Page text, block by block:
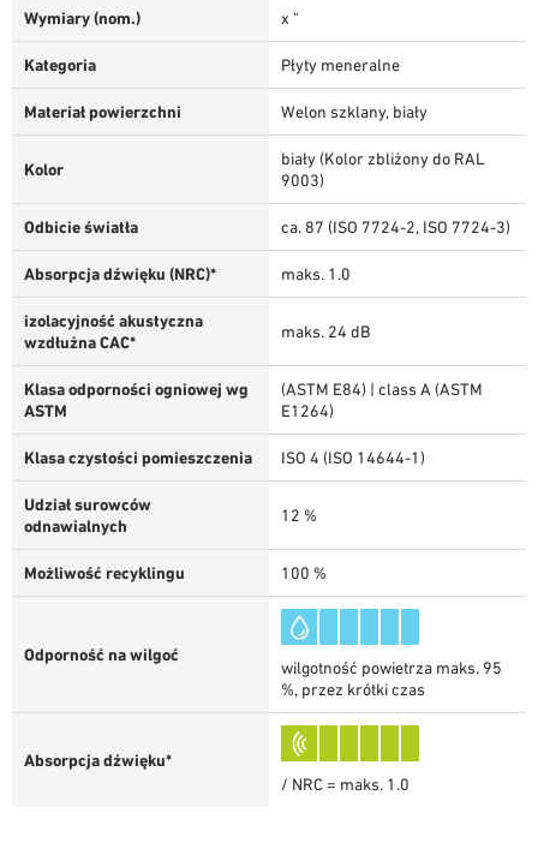
Wymiary (nom.) x "
Kategoria Płyty meneralne
Materiał powierzchni Welon szklany, biały
Kolor
biały (Kolor zbliżony do RAL
9003)
Odbicie światła ca. 87 (ISO 7724-2, ISO 7724-3)
Absorpcja dźwięku (NRC)* maks. 1.0
izolacyjność akustyczna
wzdłużna CAC*
maks. 24 dB
Klasa odporności ogniowej wg
ASTM
(ASTM E84) | class A (ASTM
E1264)
Klasa czystości pomieszczenia ISO 4 (ISO 14644-1)
Udział surowców
odnawialnych
12 %
Możliwość recyklingu 100 %
Odporność na wilgoć
wilgotność powietrza maks. 95
%, przez krótki czas
Absorpcja dźwięku*
/ NRC = maks. 1.0